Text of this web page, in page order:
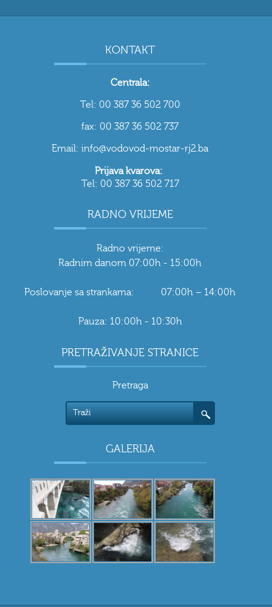
KONTAKT
Centrala:
Tel: 00 387 36 502 700
fax: 00 387 36 502 737
Email: info@vodovod-mostar-rj2.ba
Prijava kvarova:
Tel: 00 387 36 502 717
RADNO VRIJEME
Radno vrijeme:
Radnim danom 07:00h - 15:00h
Poslovanje sa strankama: 07:00h – 14:00h
Pauza: 10:00h - 10:30h
PRETRAŽIVANJE STRANICE
Pretraga
GALERIJA